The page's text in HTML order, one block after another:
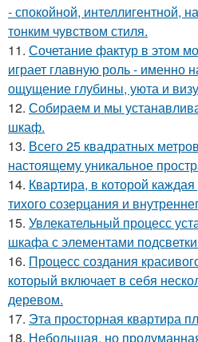
- спокойной, интеллигентной,
тонким чувством стиля.
11. Сочетание фактур в этом
играет главную роль - именно
ощущение глубины, уюта и
12. Собираем и мы
шкаф.
13. Всего 25 квадратных
настоящему уникальное
14. Квартира, в которой
тихого созерцания и
15. Увлекательный процесс
шкафа с элементами
16. Процесс создания
который включает в себя
деревом.
17. Эта просторная квартира
18. Небольшая, но